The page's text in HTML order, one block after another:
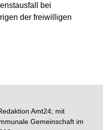
neuen Fenster geöffnet)
bei
der freiwilligen
Amt24; mit
Gemeinschaft im